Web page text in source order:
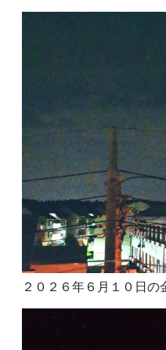
２０２６年６月１０日